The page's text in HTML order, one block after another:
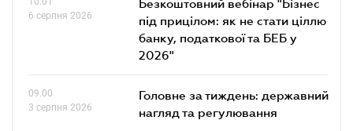
6 серпня 2026
Безкоштовний вебінар "Бізнес
під прицілом: як не стати ціллю
банку, податкової та БЕБ у
2026"
09.00
3 серпня 2026
Головне за тиждень: державний
нагляд та регулювання